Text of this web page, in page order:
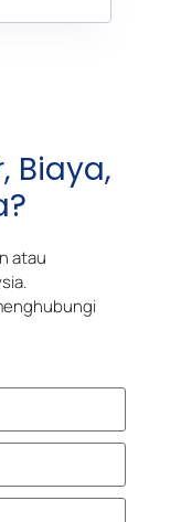
Biaya,
atau